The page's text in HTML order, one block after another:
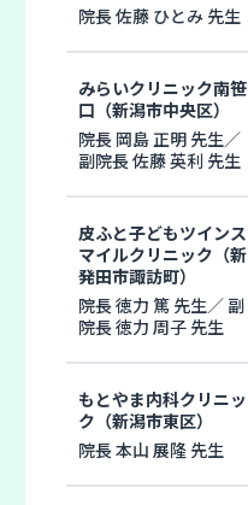
院長 佐藤 ひとみ 先生
みらいクリニック南笹
口（新潟市中央区）
院長 岡島 正明 先生／
副院長 佐藤 英利 先生
皮ふと子どもツインス
マイルクリニック（新
発田市諏訪町）
院長 徳力 篤 先生／ 副
院長 徳力 周子 先生
もとやま内科クリニッ
ク（新潟市東区）
院長 本山 展隆 先生